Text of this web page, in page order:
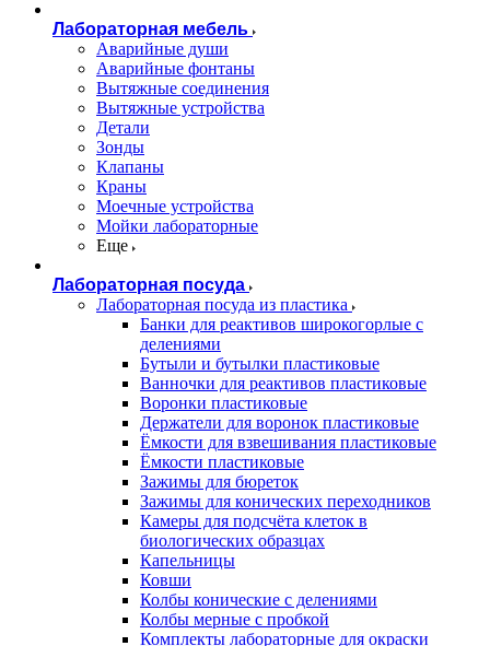
Лабораторная мебель
Аварийные души
Аварийные фонтаны
Вытяжные соединения
Вытяжные устройства
Детали
Зонды
Клапаны
Краны
Моечные устройства
Мойки лабораторные
Еще
Лабораторная посуда
Лабораторная посуда из пластика
Банки для реактивов широкогорлые с
делениями
Бутыли и бутылки пластиковые
Ванночки для реактивов пластиковые
Воронки пластиковые
Держатели для воронок пластиковые
Ёмкости для взвешивания пластиковые
Ёмкости пластиковые
Зажимы для бюреток
Зажимы для конических переходников
Камеры для подсчёта клеток в
биологических образцах
Капельницы
Ковши
Колбы конические с делениями
Колбы мерные с пробкой
Комплекты лабораторные для окраски